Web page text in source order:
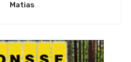
Matias